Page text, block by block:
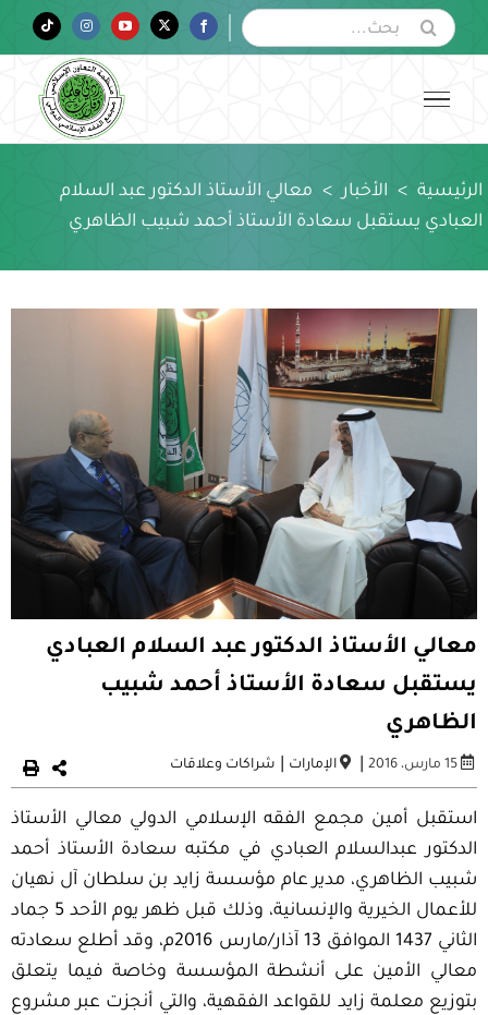
البحث
عن:
Facebook
Twitter
YouTube
Instagram
Tiktok
الرئيسية > الأخبار > معالي الأستاذ الدكتور عبد السلام
العبادي يستقبل سعادة الأستاذ أحمد شبيب الظاهري
معالي الأستاذ الدكتور عبد السلام العبادي
يستقبل سعادة الأستاذ أحمد شبيب
الظاهري
15 مارس، 2016 | الإمارات شراكات وعلاقات
استقبل أمين مجمع الفقه الإسلامي الدولي معالي الأستاذ
الدكتور عبدالسلام العبادي في مكتبه سعادة الأستاذ أحمد
شبيب الظاهري، مدير عام مؤسسة زايد بن سلطان آل نهيان
للأعمال الخيرية والإنسانية، وذلك قبل ظهر يوم الأحد 5 جماد
الثاني 1437 الموافق 13 آذار/مارس 2016م، وقد أطلع سعادته
معالي الأمين على أنشطة المؤسسة وخاصة فيما يتعلق
بتوزيع معلمة زايد للقواعد الفقهية، والتي أنجزت عبر مشروع